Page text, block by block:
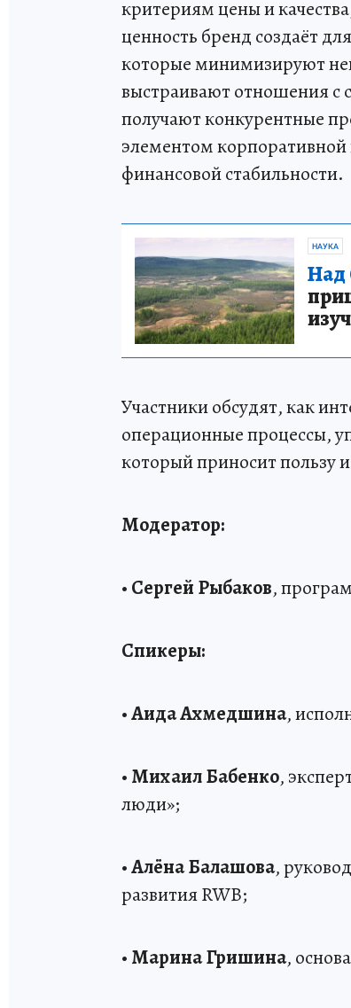
критериям цены и
ценность бренд создаёт
которые минимизируют
выстраивают отношения с
получают конкурентные
элементом
финансовой стабильности.
НАУКА
Над
Участники обсудят, как
операционные процессы,
который приносит пользу
Модератор:
• Сергей Рыбаков,
Спикеры:
•Аида Ахмедшина,
• Михаил Бабенко,
люди»;
•Алёна Балашова,
развития RWB;
• Марина Гришина,